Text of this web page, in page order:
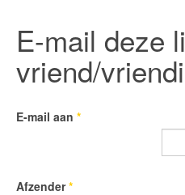
E-mail deze
vriend/
E-mail aan *
Afzender*